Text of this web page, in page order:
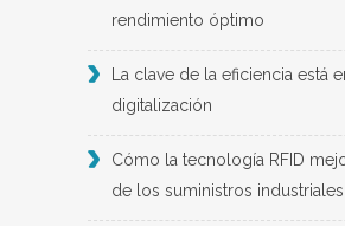
rendimiento óptimo
La clave de la eficiencia está
digitalización
Cómo la tecnología RFID
de los suministros industriales